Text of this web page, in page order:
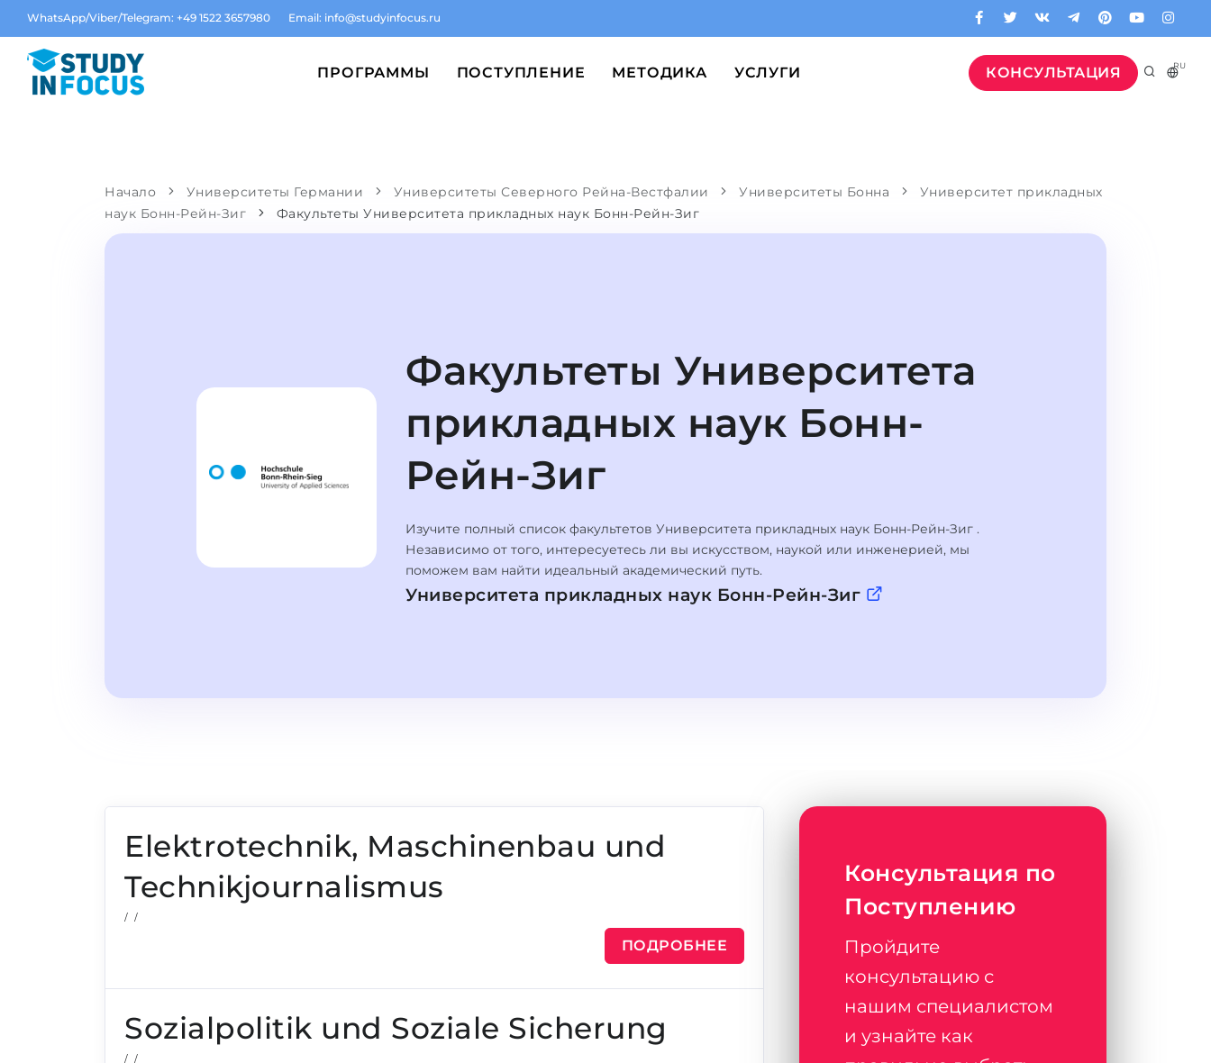
WhatsApp/Viber/Telegram: +49 1522 3657980 Email: info@studyinfocus.ru
КОНСУЛЬТАЦИЯ RU
ПРОГРАММЫ ПОСТУПЛЕНИЕ МЕТОДИКА УСЛУГИ
Начало Университеты Германии Университеты Северного Рейна-Вестфалии Университеты Бонна
Университет прикладных
наук Бонн-Рейн-Зиг
Факультеты Университета прикладных наук Бонн-Рейн-Зиг
Факультеты Университета
прикладных наук Бонн-
Рейн-Зиг
Изучите полный список факультетов Университета прикладных наук Бонн-Рейн-Зиг .
Независимо от того, интересуетесь ли вы искусством, наукой или инженерией, мы
поможем вам найти идеальный академический путь.
Университета прикладных наук Бонн-Рейн-Зиг
Elektrotechnik, Maschinenbau und
Technikjournalismus
/ /
ПОДРОБНЕЕ
Sozialpolitik und Soziale Sicherung
/ /
Консультация по
Поступлению
Пройдите
консультацию с
нашим специалистом
и узнайте как